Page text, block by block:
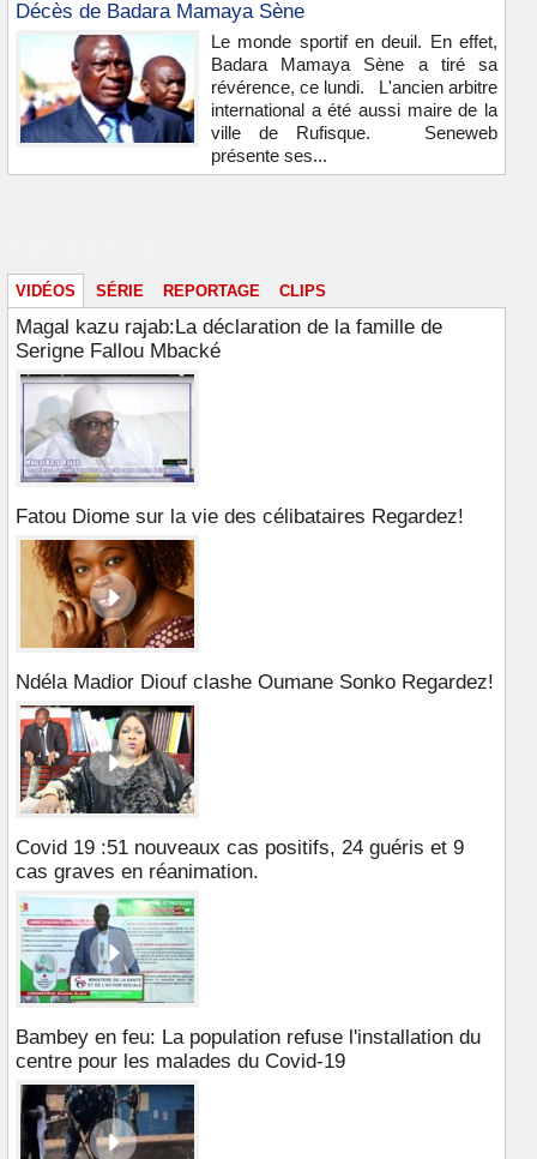
Décès de Badara Mamaya Sène
Le monde sportif en deuil. En effet,
Badara Mamaya Sène a tiré sa
révérence, ce lundi. L'ancien arbitre
international a été aussi maire de la
ville de Rufisque. Seneweb
présente ses...
VIDÉOS SÉRIE REPORTAGE CLIPS
Magal kazu rajab:La déclaration de la famille de
Serigne Fallou Mbacké
Fatou Diome sur la vie des célibataires Regardez!
Ndéla Madior Diouf clashe Oumane Sonko Regardez!
Covid 19 :51 nouveaux cas positifs, 24 guéris et 9
cas graves en réanimation.
Bambey en feu: La population refuse l'installation du
centre pour les malades du Covid-19